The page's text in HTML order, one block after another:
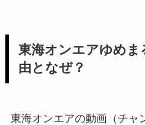
東海オンエアゆめ
由となぜ？
東海オンエアの動画（チャ